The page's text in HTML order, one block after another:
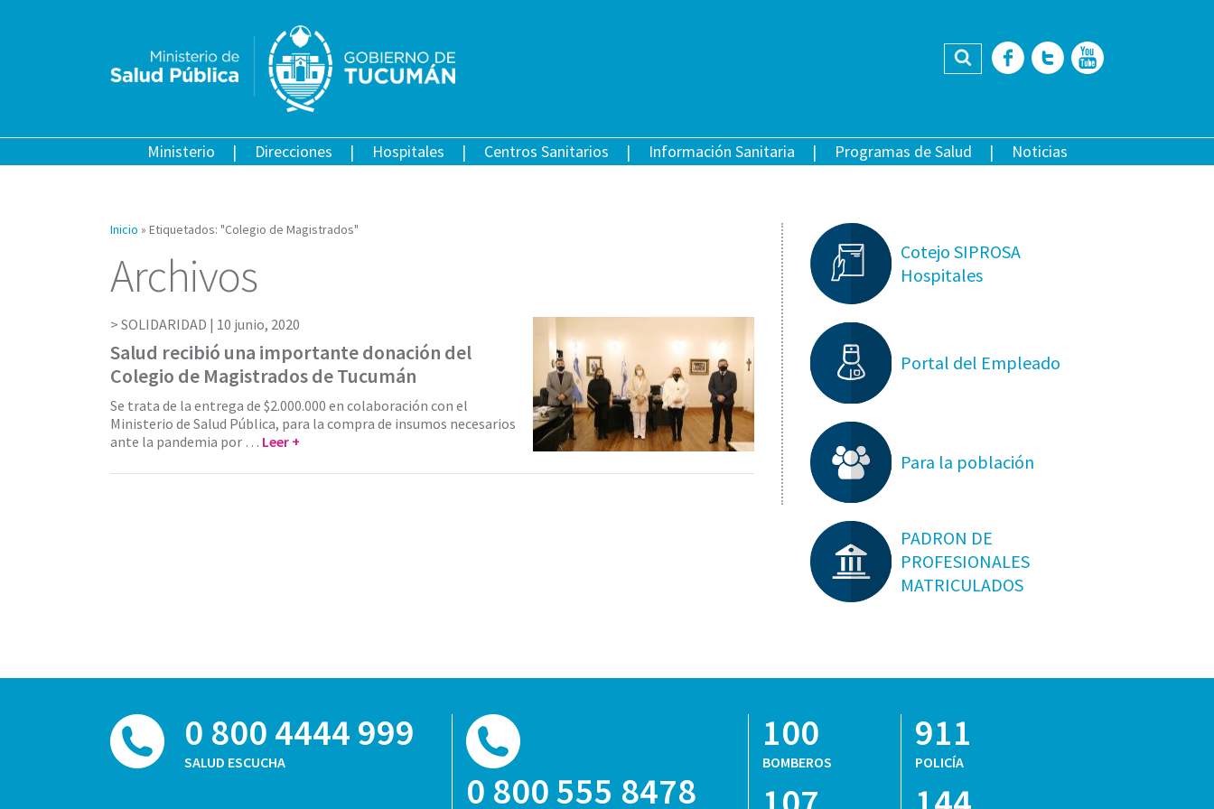
Buscar Facebook
Twitter
Ministerio Direcciones Hospitales Centros Sanitarios Información Sanitaria Programas de Salud Noticias
Inicio » Etiquetados: "Colegio de Magistrados"
Archivos
SOLIDARIDAD | 10 junio, 2020
Salud recibió una importante donación del
Colegio de Magistrados de Tucumán
Se trata de la entrega de $2.000.000 en colaboración con el
Ministerio de Salud Pública, para la compra de insumos necesarios
ante la pandemia por … Leer +
Cotejo SIPROSA
Hospitales
Portal del Empleado
Para la población
PADRON DE
PROFESIONALES
MATRICULADOS
0 800 4444 999
SALUD ESCUCHA
0 800 555 8478
100
BOMBEROS
911
POLICÍA